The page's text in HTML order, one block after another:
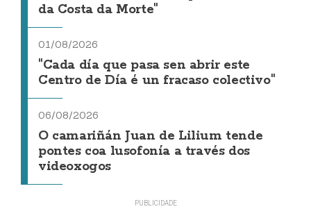
da Costa da Morte"
01/08/2026
"Cada día que pasa sen abrir este
Centro de Día é un fracaso colectivo"
06/08/2026
O camariñán Juan de Lilium tende
pontes coa lusofonía a través dos
videoxogos